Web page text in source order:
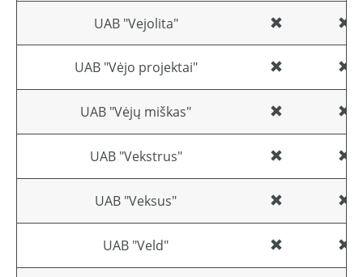
UAB "Vejolita"
UAB "Vėjo projektai"
UAB "Vėjų miškas"
UAB "Vekstrus"
UAB "Veksus"
UAB "Veld"